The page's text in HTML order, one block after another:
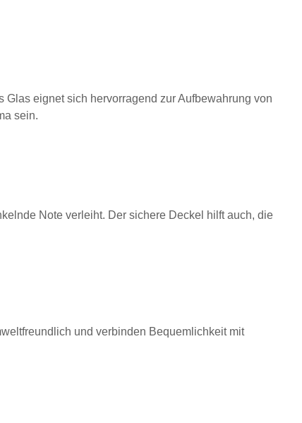
eignet sich hervorragend zur Aufbewahrung von
sein.
Note verleiht. Der sichere Deckel hilft auch, die
und verbinden Bequemlichkeit mit